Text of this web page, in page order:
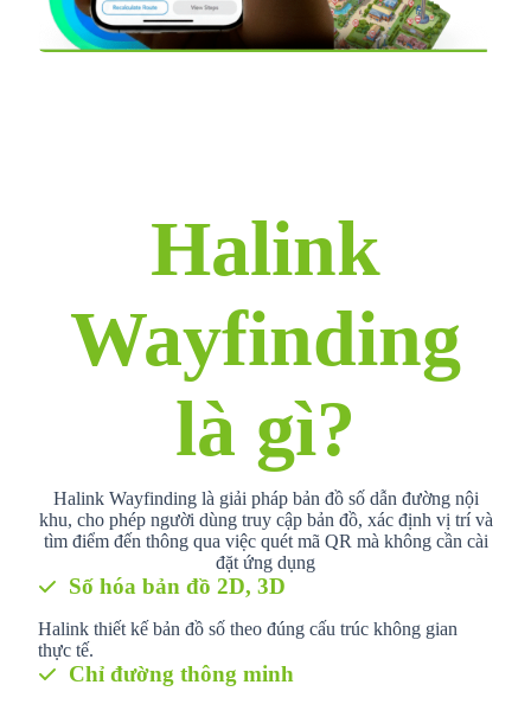
Halink
Wayfinding
là gì?
Halink Wayfinding là giải pháp bản đồ số dẫn đường nội
khu, cho phép người dùng truy cập bản đồ, xác định vị trí và
tìm điểm đến thông qua việc quét mã QR mà không cần cài
đặt ứng dụng
Số hóa bản đồ 2D, 3D
Halink thiết kế bản đồ số theo đúng cấu trúc không gian
thực tế.
Chỉ đường thông minh